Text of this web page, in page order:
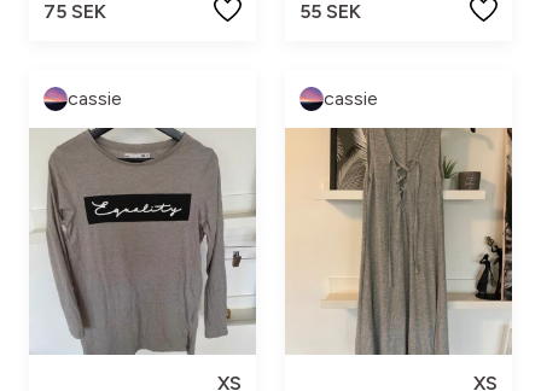
75 SEK 55 SEK
cassie
XS
cassie
XS